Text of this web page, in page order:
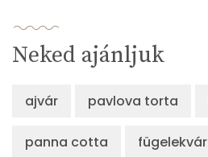
Neked ajánljuk
ajvár pavlova torta
panna cotta fügelekvár